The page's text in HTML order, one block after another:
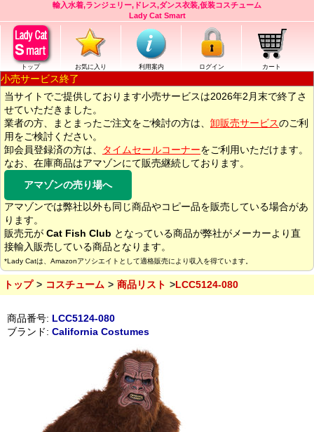
輸入水着,ランジェリー,ドレス,ダンス衣装,仮装コスチューム
Lady Cat Smart
トップ お気に入り 利用案内 ログイン カート
小売サービス終了
当サイトでご提供しております小売サービスは2026年2月末で終了さ
せていただきました。
業者の方、まとまったご注文をご検討の方は、 卸販売サービスのご利
用をご検討ください。
卸会員登録済の方は、
タイムセールコーナーをご利用いただけます。
なお、在庫商品はアマゾンにて販売継続しております。
アマゾンの売り場へ
アマゾンでは弊社以外も同じ商品やコピー品を販売している場合があ
ります。
販売元が Cat Fish Club となっている商品が弊社がメーカーより直
接輸入販売している商品となります。
*Lady Catは、Amazonアソシエイトとして適格販売により収入を得ています。
トップ コスチューム 商品リスト LCC5124-080
商品番号: LCC5124-080
ブランド: California Costumes